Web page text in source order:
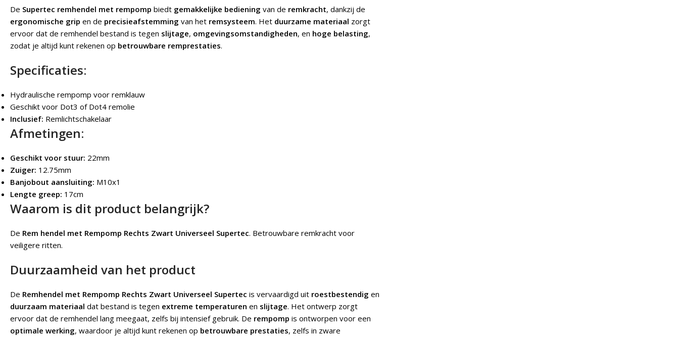
De Supertec remhendel met rempomp biedt gemakkelijke bediening van de remkracht, dankzij de
ergonomische grip en de precisieafstemming van het remsysteem. Het duurzame materiaal zorgt
ervoor dat de remhendel bestand is tegen slijtage, omgevingsomstandigheden, en hoge belasting,
zodat je altijd kunt rekenen op betrouwbare remprestaties.
Specificaties:
Hydraulische rempomp voor remklauw
Geschikt voor Dot3 of Dot4 remolie
Inclusief: Remlichtschakelaar
Afmetingen:
Geschikt voor stuur: 22mm
Zuiger: 12.75mm
Banjobout aansluiting: M10x1
Lengte greep: 17cm
Waarom is dit product belangrijk?
De Rem hendel met Rempomp Rechts Zwart Universeel Supertec. Betrouwbare remkracht voor
veiligere ritten.
Duurzaamheid van het product
De Remhendel met Rempomp Rechts Zwart Universeel Supertec is vervaardigd uit roestbestendig en
duurzaam materiaal dat bestand is tegen extreme temperaturen en slijtage. Het ontwerp zorgt
ervoor dat de remhendel lang meegaat, zelfs bij intensief gebruik. De rempomp is ontworpen voor een
optimale werking, waardoor je altijd kunt rekenen op betrouwbare prestaties, zelfs in zware